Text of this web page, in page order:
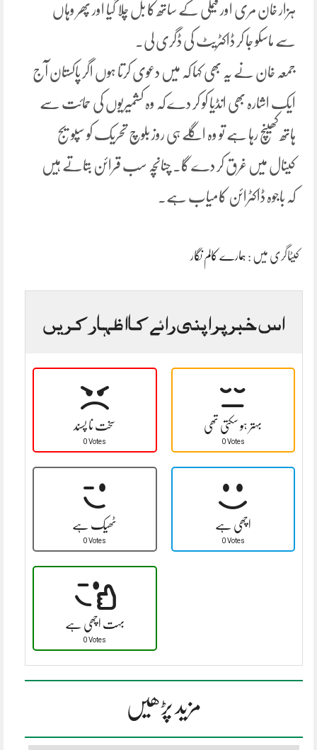
ہزار خان مری اور فیملی کے ساتھ کا بل چلا گیا اور پھر وہاں
سے ماسکو جا کر ڈاکٹریٹ کی ڈگری لی۔
جمعہ خان نے یہ بھی کہا کہ میں دعوی کرتا ہوں اگر پاکستان آج
ایک اشارہ بھی انڈیا کو کر دے کہ وہ کشمیریوں کی حمائت سے
ہاتھ کھینچ رہا ہے تو وہ اگلے ہی روز بلوچ تحریک کو سپویج
کینال میں غرق کر دے گا۔ چنانچہ سب قرائن بتاتے ہیں
کہ باجوہ ڈاکٹرائن کامیاب ہے۔
کیٹاگری میں : ہمارے کالم نگار
اس خبر پر اپنی رائے کا اظہار کریں
سخت نا پسند
0 Votes
بہتر ہو سکتی تھی
0 Votes
ٹھیک ہے
0 Votes
اچھی ہے
0 Votes
بہت اچھی ہے
0 Votes
مزید پڑھیں